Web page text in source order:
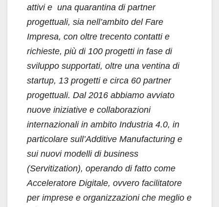
attivi e una quarantina di partner
progettuali, sia nell’ambito del Fare
Impresa, con oltre trecento contatti e
richieste, più di 100 progetti in fase di
sviluppo supportati, oltre una ventina di
startup, 13 progetti e circa 60 partner
progettuali. Dal 2016 abbiamo avviato
nuove iniziative e collaborazioni
internazionali in ambito Industria 4.0, in
particolare sull’Additive Manufacturing e
sui nuovi modelli di business
(Servitization), operando di fatto come
Acceleratore Digitale, ovvero facilitatore
per imprese e organizzazioni che meglio e